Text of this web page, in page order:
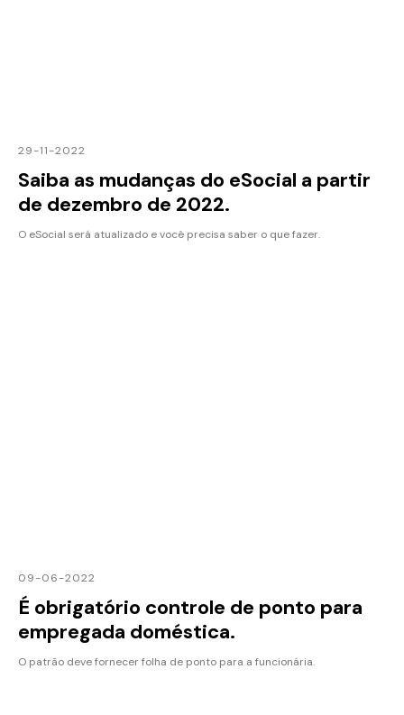
29-11-2022
Saiba as mudanças do eSocial a partir
de dezembro de 2022.
O eSocial será atualizado e você precisa saber o que fazer.
09-06-2022
É obrigatório controle de ponto para
empregada doméstica.
O patrão deve fornecer folha de ponto para a funcionária.